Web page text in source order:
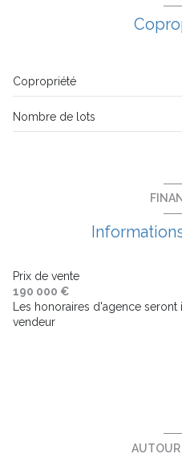
visiophone
interphone
Copropriété
Nombre de lots
Prix de vente
190 000 €
Les honoraires d'agence
vendeur
AUTOUR